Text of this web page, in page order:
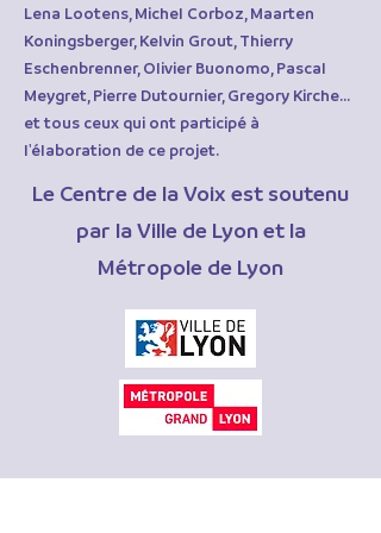
Lena Lootens, Michel Corboz, Maarten
Koningsberger, Kelvin Grout, Thierry
Eschenbrenner, Olivier Buonomo, Pascal
Meygret, Pierre Dutournier, Gregory Kirche...
et tous ceux qui ont participé à
l'élaboration de ce projet.
Le Centre de la Voix est soutenu
par la Ville de Lyon et la
Métropole de Lyon